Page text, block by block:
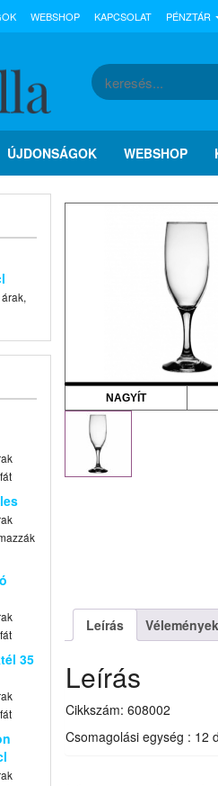
WEBSHOP KAPCSOLAT PÉNZTÁR
ÚJDONSÁGOK WEBSHOP
35
NAGYÍT
Leírás
Leírás
Cikkszám: 608002
Csomagolási egység : 12